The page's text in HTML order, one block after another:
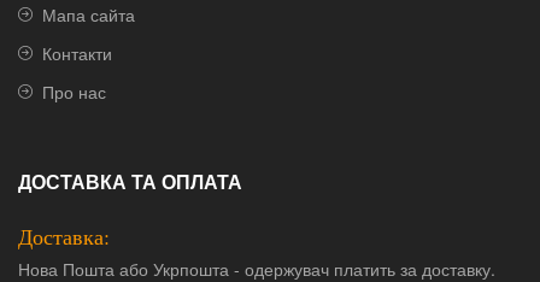
Мапа сайта
Контакти
Про нас
ДОСТАВКА ТА ОПЛАТА
Доставка:
Нова Пошта або Укрпошта - одержувач платить за доставку.